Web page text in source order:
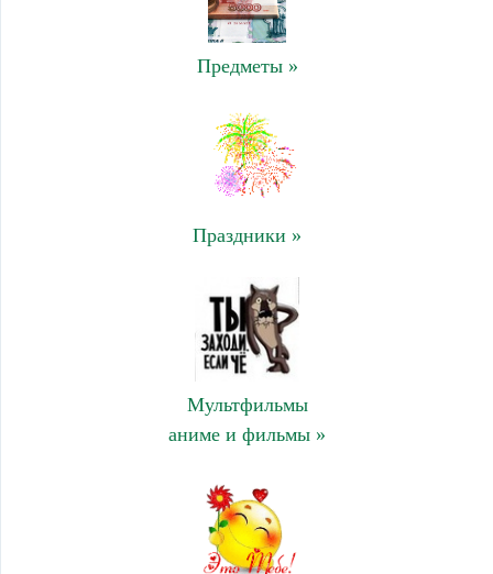
Предметы »
Праздники »
Мультфильмы
аниме и фильмы »